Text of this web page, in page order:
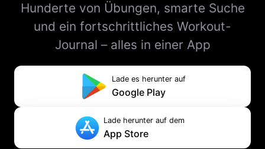
Hunderte von Übungen, smarte Suche
und ein fortschrittliches Workout-
Journal – alles in einer App
Lade es herunter auf
Google Play
Lade herunter auf dem
App Store